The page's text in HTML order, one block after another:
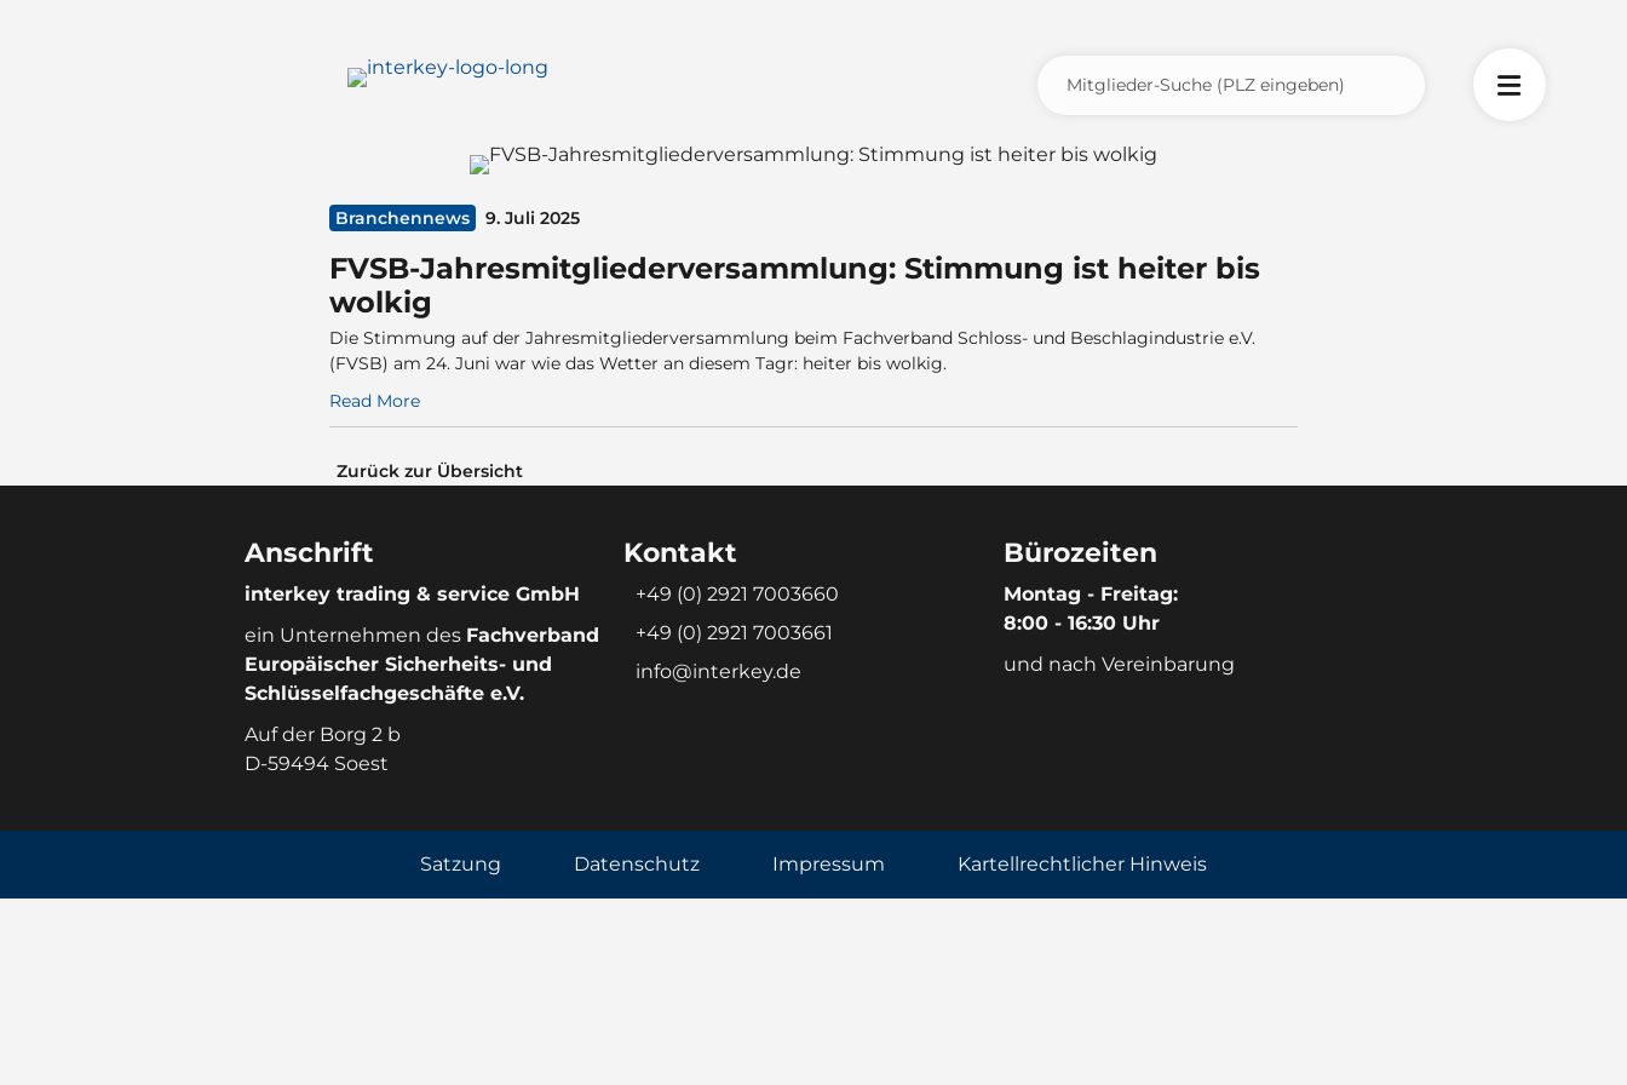
Branchennews 9. Juli 2025
FVSB-Jahresmitgliederversammlung: Stimmung ist heiter bis
wolkig
Die Stimmung auf der Jahresmitgliederversammlung beim Fachverband Schloss- und Beschlagindustrie e.V.
(FVSB) am 24. Juni war wie das Wetter an diesem Tagr: heiter bis wolkig.
Read More
Zurück zur Übersicht
Anschrift
interkey trading & service GmbH
ein Unternehmen des Fachverband
Europäischer Sicherheits- und
Schlüsselfachgeschäfte e.V.
Auf der Borg 2 b
D-59494 Soest
Kontakt
+49 (0) 2921 7003660
+49 (0) 2921 7003661
info@interkey.de
Bürozeiten
Montag - Freitag:
8:00 - 16:30 Uhr
und nach Vereinbarung
Satzung Datenschutz Impressum Kartellrechtlicher Hinweis